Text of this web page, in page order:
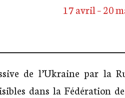
17 avril – 20
de l’Ukraine par la
dans la Fédération